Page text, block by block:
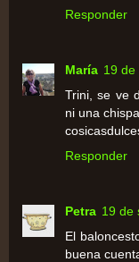
Responder
María 19 de
Trini, se ve
ni una
Responder
Petra 19 de
El
buena